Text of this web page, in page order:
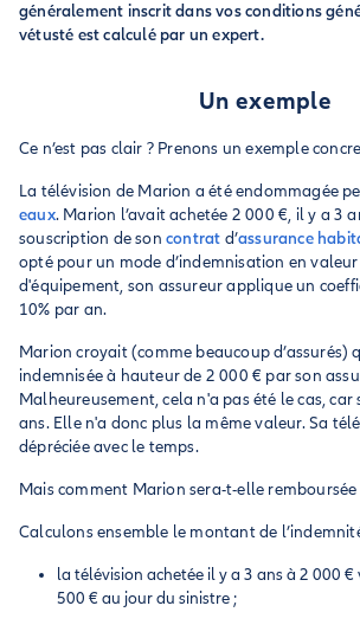
généralement inscrit dans vos conditions
vétusté est calculé par un expert.
Un exemple
Ce n’est pas clair ? Prenons un exemple
La télévision de Marion a été endommagée
eaux. Marion l’avait achetée 2 000 €, il y a 3
souscription de son contrat d’assurance
opté pour un mode d’indemnisation en valeur
d'équipement, son assureur applique un
10% par an.
Marion croyait (comme beaucoup d’assurés)
indemnisée à hauteur de 2 000 € par son
Malheureusement, cela n'a pas été le cas, car
ans. Elle n'a donc plus la même valeur. Sa
dépréciée avec le temps.
Mais comment Marion sera-t-elle
Calculons ensemble le montant de
la télévision achetée il y a 3 ans à 2 000
500 € au jour du sinistre ;